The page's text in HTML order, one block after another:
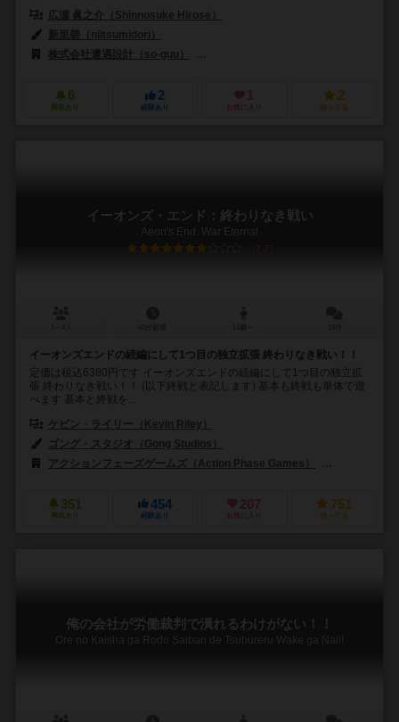
広瀬 眞之介（Shinnosuke Hirose）
新里碧（niitsumidori）
株式会社遭遇設計（so-guu）
6
興味あり
2
経験あり
1
お気に入り
2
持ってる
イーオンズ・エンド：終わりなき戦い
Aeon's End: War Eternal
7.7
イーオンズエンドの続編にして1つ目の独立拡張 終わりなき戦い！！
定価は税込6380円です イーオンズエンドの続編にして1つ目の独立拡
張 終わりなき戦い！！ (以下終戦と表記します) 基本も終戦も単体で遊
べます 基本と終戦を...
ケビン・ライリー（Kevin Riley）
ゴング・スタジオ（Gong Studios）
アクションフェーズゲームズ（Action Phase Games）
351
興味あり
454
経験あり
207
お気に入り
751
持ってる
俺の会社が労働裁判で潰れるわけがない！！
Ore no Kaisha ga Rodo Saiban de Tsubureru Wake ga Nai!!